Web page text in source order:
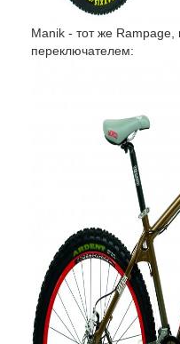
Manik - тот же
переключателем: